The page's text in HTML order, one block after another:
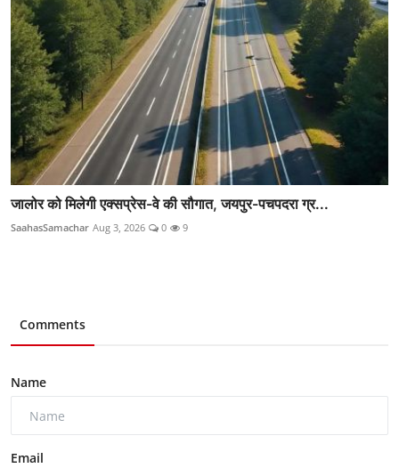
जालोर को मिलेगी एक्सप्रेस-वे की सौगात, जयपुर-पचपदरा ग्र...
SaahasSamachar Aug 3, 2026 0 9
Comments
Name
Email